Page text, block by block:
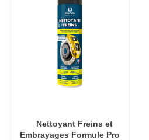
Nettoyant Freins et
Embrayages Formule Pro